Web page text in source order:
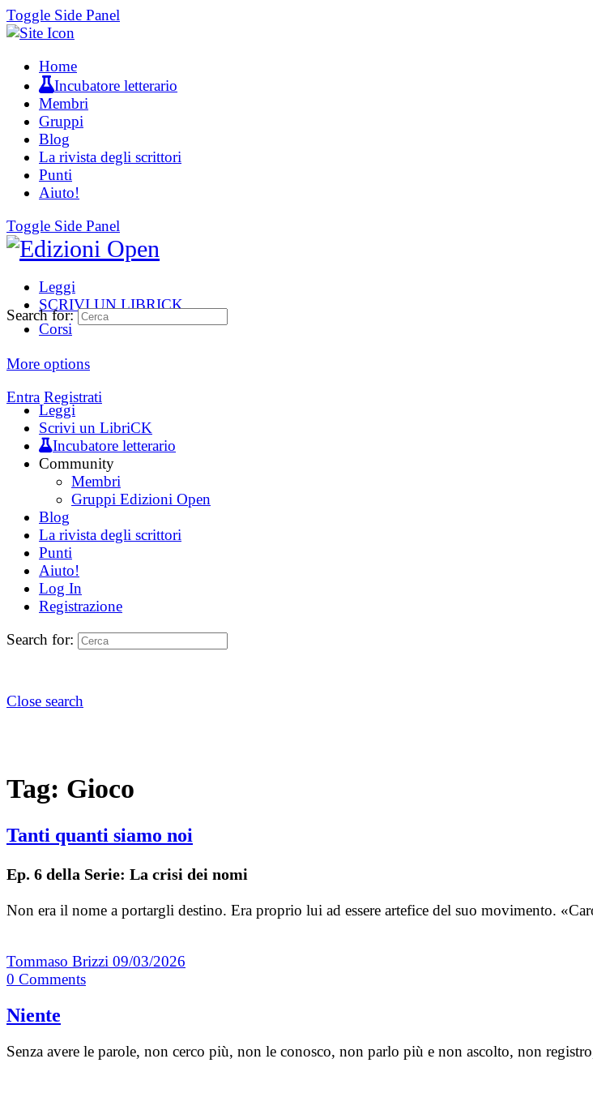
Toggle Side Panel
Home
Incubatore letterario
Membri
Gruppi
Blog
La rivista degli scrittori
Punti
Aiuto!
Toggle Side Panel
Leggi
SCRIVI UN LIBRICK
Corsi
More options
Entra Registrati
Search for:
Leggi
Scrivi un LibriCK
Incubatore letterario
Community
Membri
Gruppi Edizioni Open
Blog
La rivista degli scrittori
Punti
Aiuto!
Log In
Registrazione
Search for:
Close search
Tag: Gioco
Tanti quanti siamo noi
Ep. 6 della Serie: La crisi dei nomi
Non era il nome a portargli destino. Era proprio lui ad essere artefice del suo movimento.
Tommaso Brizzi 09/03/2026
0 Comments
Niente
Senza avere le parole, non cerco più, non le conosco, non parlo più e non ascolto, non